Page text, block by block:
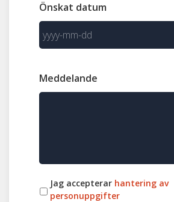
Önskat datum
Meddelande
Jag accepterar hantering av
personuppgifter